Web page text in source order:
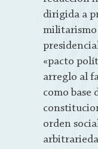
dirigida a
militarismo
«pacto
arreglo al
como base
orden